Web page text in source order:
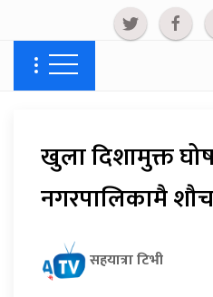
खुला दिशामुक्त
नगरपालिकामै
सहयात्रा टिभी